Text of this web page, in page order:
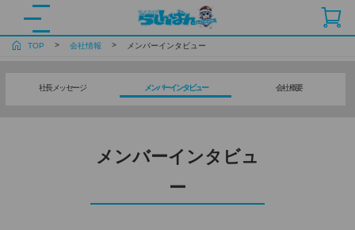
TOP 会社情報 メンバーインタビュー
社長メッセージ メンバーインタビュー 会社概要
メンバーインタビュ
ー